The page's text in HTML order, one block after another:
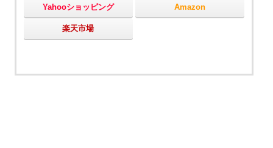
Yahooショッピング Amazon
楽天市場